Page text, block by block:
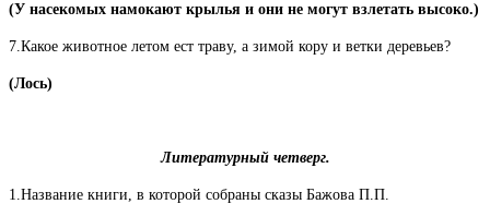
(У насекомых намокают крылья и они не могут взлетать высоко.)
7.Какое животное летом ест траву, а зимой кору и ветки деревьев?
(Лось)
Литературный четверг.
1.Название книги, в которой собраны сказы Бажова П.П.